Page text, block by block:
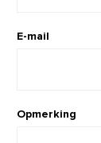
E-mail
Opmerking